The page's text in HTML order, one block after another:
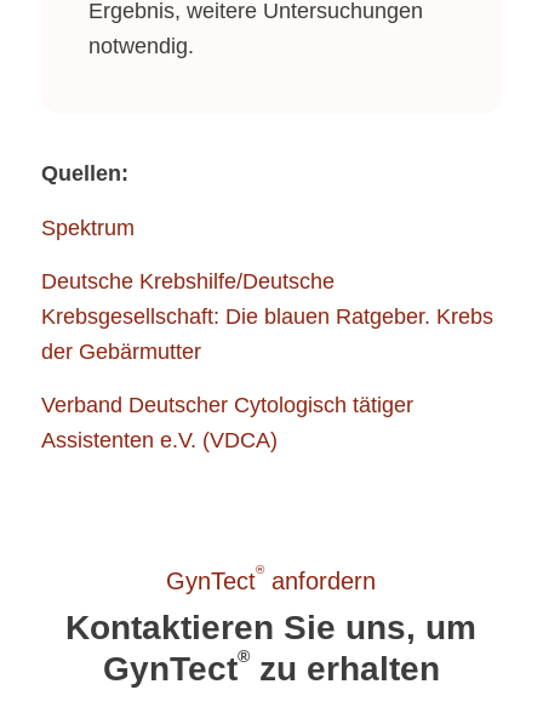
Ergebnis, weitere Untersuchungen
notwendig.
Quellen:
Spektrum
Deutsche Krebshilfe/Deutsche
Krebsgesellschaft: Die blauen Ratgeber. Krebs
der Gebärmutter
Verband Deutscher Cytologisch tätiger
Assistenten e.V. (VDCA)
GynTect® anfordern
Kontaktieren Sie uns, um
GynTect®zu erhalten